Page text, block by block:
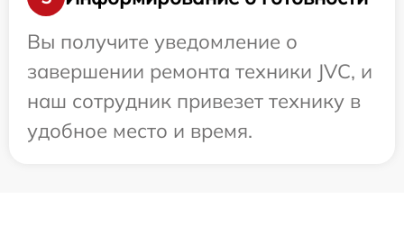
Вы получите уведомление о
завершении ремонта техники JVC, и
наш сотрудник привезет технику в
удобное место и время.